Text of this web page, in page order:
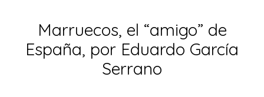
Marruecos, el “amigo” de
España, por Eduardo García
Serrano